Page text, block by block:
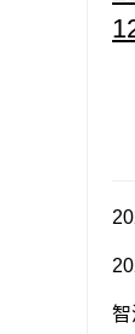
智